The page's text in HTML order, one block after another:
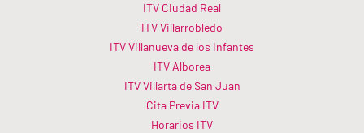
ITV Ciudad Real
ITV Villarrobledo
ITV Villanueva de los Infantes
ITV Alborea
ITV Villarta de San Juan
Cita Previa ITV
Horarios ITV​